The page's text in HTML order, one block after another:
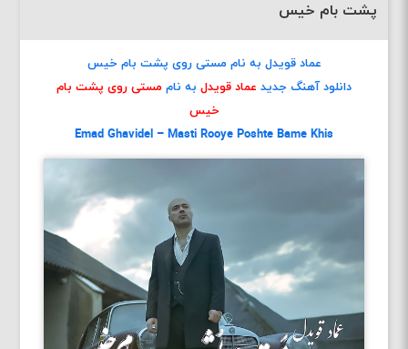
پشت بام خیس
عماد قویدل به نام مستی روی پشت بام خیس
دانلود آهنگ جدید عماد قویدل به نام مستی روی پشت بام
خیس
Emad Ghavidel – Masti Rooye Poshte Bame Khis